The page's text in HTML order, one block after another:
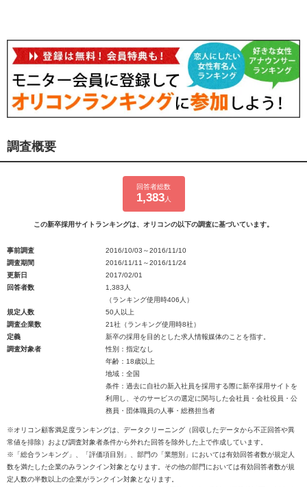
調査概要
回答者総数
1,383人
この新卒採用サイトランキングは、オリコンの以下の調査に基づいています。
事前調査
2016/10/03～2016/11/10
調査期間
2016/11/11～2016/11/24
更新日
2017/02/01
回答者数
1,383人
（ランキング使用時406人）
規定人数
50人以上
調査企業数
21社（ランキング使用時8社）
定義
新卒の採用を目的とした求人情報媒体のことを指す。
調査対象者
性別：指定なし
年齢：18歳以上
地域：全国
条件：過去に自社の新入社員を採用する際に新卒採用サイトを
利用し、そのサービスの選定に関与した会社員・会社役員・公
務員・団体職員の人事・総務担当者
※オリコン顧客満足度ランキングは、データクリーニング（回収したデータから不正回答や異
常値を排除）および調査対象者条件から外れた回答を除外した上で作成しています。
※「総合ランキング」、「評価項目別」、部門の「業態別」においては有効回答者数が規定人
数を満たした企業のみランクイン対象となります。その他の部門においては有効回答者数が規
定人数の半数以上の企業がランクイン対象となります。